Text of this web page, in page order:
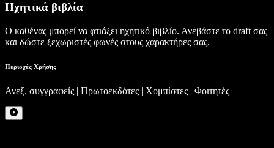
Ηχητικά βιβλία
Ο καθένας μπορεί να φτιάξει ηχητικό βιβλίο. Ανεβάστε το draft σας
και δώστε ξεχωριστές φωνές στους χαρακτήρες σας.
Περιοχές Χρήσης
Ανεξ. συγγραφείς | Πρωτοεκδότες | Χομπίστες | Φοιτητές